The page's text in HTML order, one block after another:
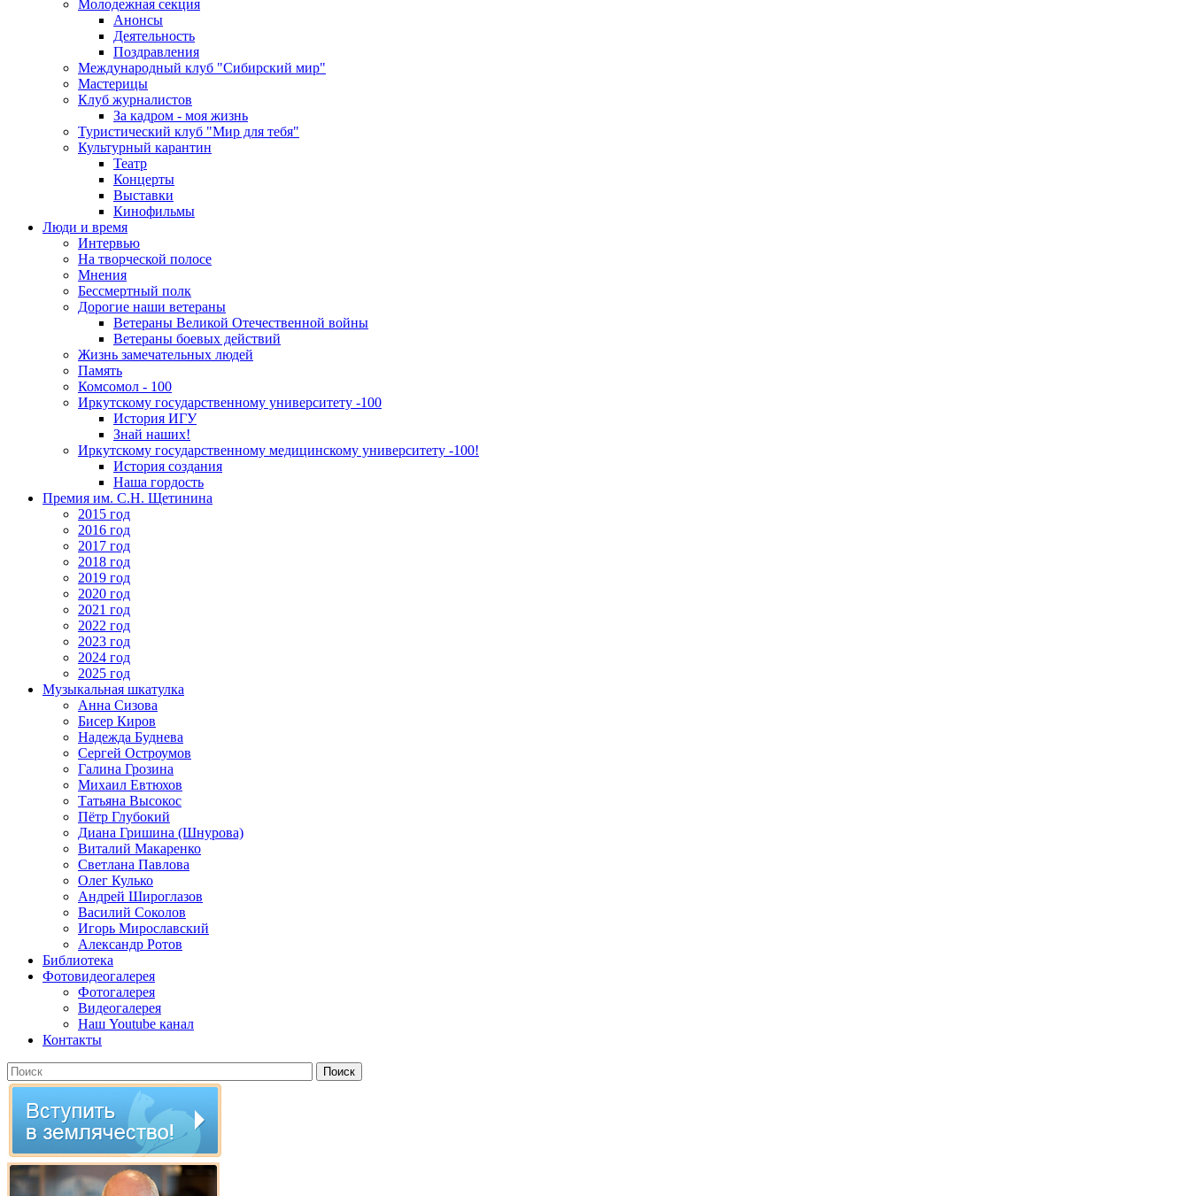
Молодежная секция
Анонсы
Деятельность
Поздравления
Международный клуб "Сибирский мир"
Мастерицы
Клуб журналистов
За кадром - моя жизнь
Туристический клуб "Мир для тебя"
Культурный карантин
Театр
Концерты
Выставки
Кинофильмы
Люди и время
Интервью
На творческой полосе
Мнения
Бессмертный полк
Дорогие наши ветераны
Ветераны Великой Отечественной войны
Ветераны боевых действий
Жизнь замечательных людей
Память
Комсомол - 100
Иркутскому государственному университету -100
История ИГУ
Знай наших!
Иркутскому государственному медицинскому университету -100!
История создания
Наша гордость
Премия им. С.Н. Щетинина
2015 год
2016 год
2017 год
2018 год
2019 год
2020 год
2021 год
2022 год
2023 год
2024 год
2025 год
Музыкальная шкатулка
Анна Сизова
Бисер Киров
Надежда Буднева
Сергей Остроумов
Галина Грозина
Михаил Евтюхов
Татьяна Высокос
Пётр Глубокий
Диана Гришина (Шнурова)
Виталий Макаренко
Светлана Павлова
Олег Кулько
Андрей Широглазов
Василий Соколов
Игорь Мирославский
Александр Ротов
Библиотека
Фотовидеогалерея
Фотогалерея
Видеогалерея
Наш Youtube канал
Контакты